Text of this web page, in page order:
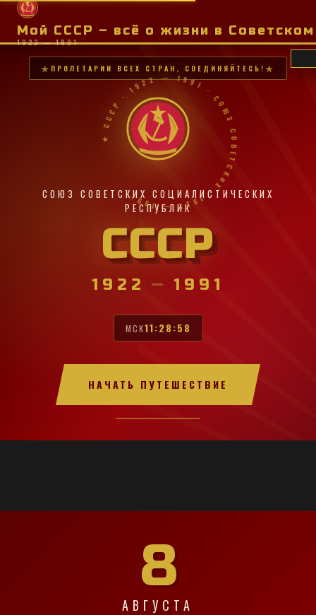
Мой СССР – всё о жизни в
1922 — 1991
ПРОЛЕТАРИИ ВСЕХ СТРАН, СОЕДИНЯЙТЕСЬ!
★ СССР · 1922 — 1991 · СОЮЗ СОВЕТСКИХ · 1922 — 1991 ·
СОЮЗ СОВЕТСКИХ СОЦИАЛИСТИЧЕСКИХ
РЕСПУБЛИК
СССР
1922 — 1991
МСК11:28:59
НАЧАТЬ ПУТЕШЕСТВИЕ
8
АВГУСТА